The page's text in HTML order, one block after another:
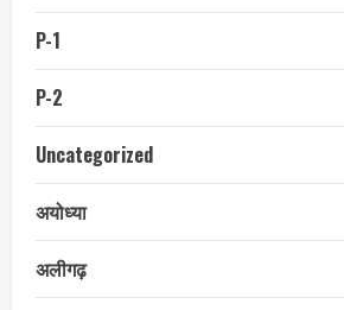
P-1
P-2
Uncategorized
अयोध्या
अलीगढ़